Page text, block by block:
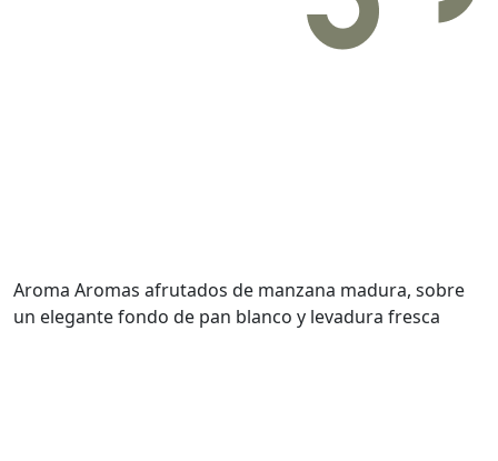
Aroma Aromas afrutados de manzana madura, sobre
un elegante fondo de pan blanco y levadura fresca